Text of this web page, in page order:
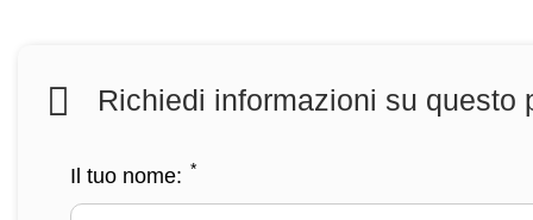
Richiedi informazioni su questo
Il tuo nome: *